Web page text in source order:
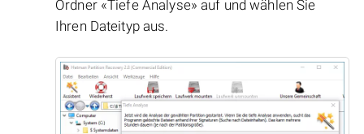
Ordner «Tiefe Analyse» auf und wählen Sie
Ihren Dateityp aus.